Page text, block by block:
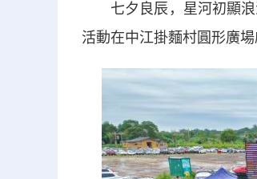
七夕良辰，星河初顯浪
活動在中江掛麵村圓形廣場